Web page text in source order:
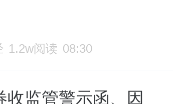
1.2w阅读 08:30
收监管警示函、因